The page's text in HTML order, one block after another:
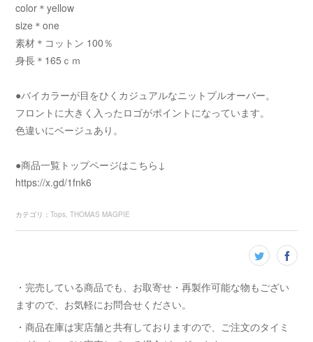
color＊yellow
size＊one
素材＊コットン 100％
身長＊165ｃｍ
●バイカラーが目をひくカジュアルなニットプルオーバー。
フロントに大きく入ったロゴがポイントになっています。
色違いにベージュあり。
●商品一覧トップページはこちら↓
https://x.gd/1fnk6
カテゴリ ：Tops THOMAS MAGPIE
・完売している商品でも、お取寄せ・再製作可能な物もござい
ますので、お気軽にお問合せください。
・商品在庫は実店舗と共有しておりますので、ご注文のタイミ